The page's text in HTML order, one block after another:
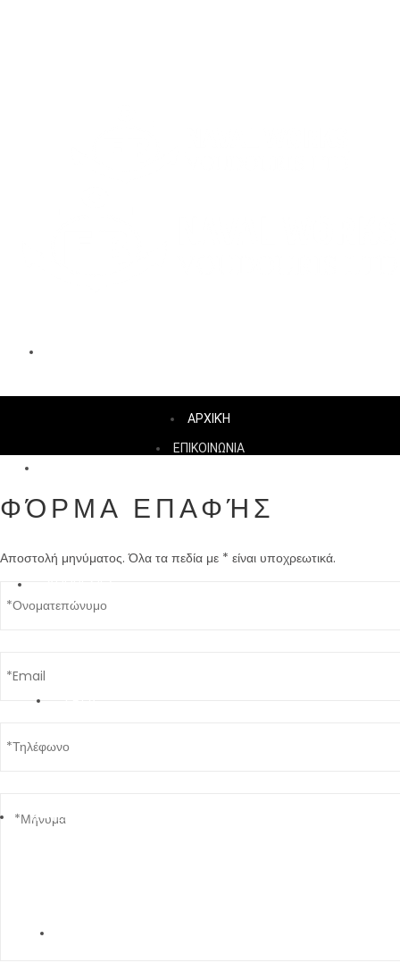
WATER BALLAST
ΑΡΧΙΚΉ
ΕΠΙΚΟΙΝΩΝΙΑ
ΦΌΡΜΑ ΕΠΑΦΉΣ
Αποστολή μηνύματος. Όλα τα πεδία με * είναι υποχρεωτικά.